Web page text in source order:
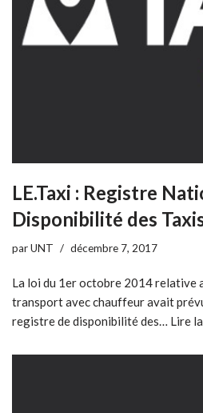
LE.Taxi : Registre
Disponibilité des
parUNT décembre 7, 2017
La loi du 1er octobre 2014 relative
transport avec chauffeur avait
registre de disponibilité des… Lire